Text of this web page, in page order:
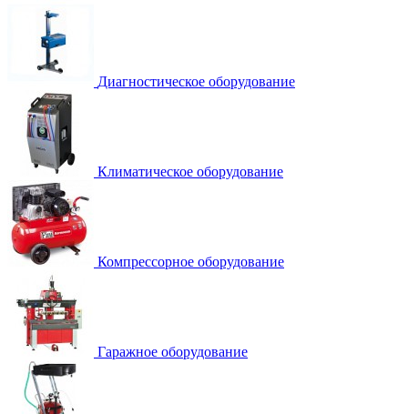
Диагностическое оборудование
Климатическое оборудование
Компрессорное оборудование
Гаражное оборудование